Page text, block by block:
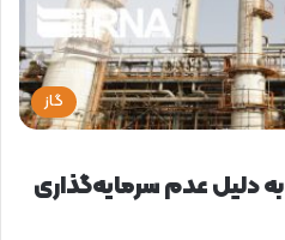
گاز
دلیل عدم سرمایه‌گذاری